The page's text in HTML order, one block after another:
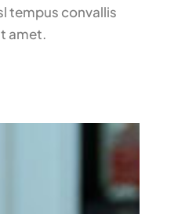
tempus convallis
amet.